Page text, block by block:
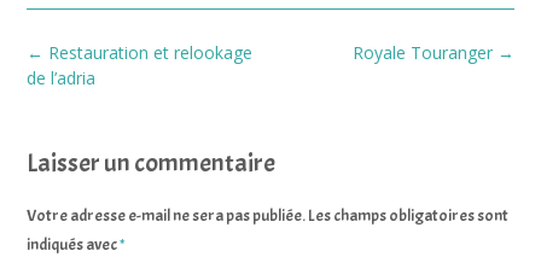
Post
navigation
Royale Touranger →
← Restauration et relookage
de l’adria
Laisser un commentaire
Votre adresse e-mail ne sera pas publiée.Les champs obligatoires sont
indiqués avec*